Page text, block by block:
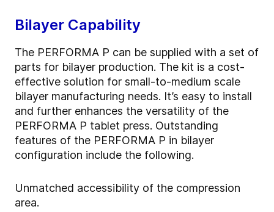
Bilayer Capability
The PERFORMA P can be supplied with a set of
parts for bilayer production. The kit is a cost-
effective solution for small-to-medium scale
bilayer manufacturing needs. It’s easy to install
and further enhances the versatility of the
PERFORMA P tablet press. Outstanding
features of the PERFORMA P in bilayer
configuration include the following.
Unmatched accessibility of the compression
area.